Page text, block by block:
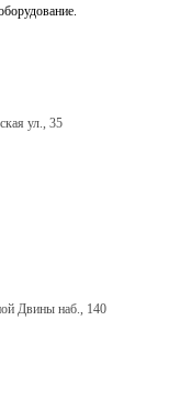
ул., 35
Двины наб., 140